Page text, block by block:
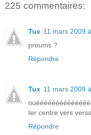
225 commentaires:
Tux 11 mars 2009
preums ?
Répondre
Tux 11 mars 2009
ter centre vers
Répondre